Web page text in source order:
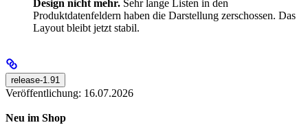
Design nicht mehr. Sehr lange Listen in den
Produktdatenfeldern haben die Darstellung zerschossen. Das
Layout bleibt jetzt stabil.
release-1.91
Veröffentlichung: 16.07.2026
Neu im Shop